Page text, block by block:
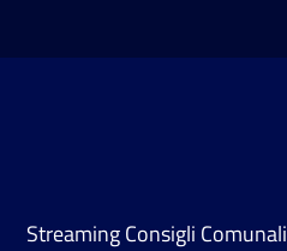
Streaming Consigli Comunali